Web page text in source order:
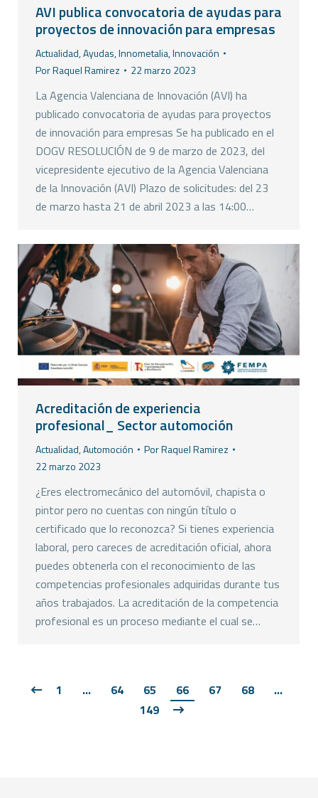
AVI publica convocatoria de ayudas para
proyectos de innovación para empresas
Actualidad,Ayudas,Innometalia,Innovación
PorRaquel Ramirez 22 marzo 2023
La Agencia Valenciana de Innovación (AVI) ha
publicado convocatoria de ayudas para proyectos
de innovación para empresas Se ha publicado en el
DOGV RESOLUCIÓN de 9 de marzo de 2023, del
vicepresidente ejecutivo de la Agencia Valenciana
de la Innovación (AVI) Plazo de solicitudes: del 23
de marzo hasta 21 de abril 2023 a las 14:00…
Acreditación de experiencia
profesional_ Sector automoción
Actualidad,Automoción PorRaquel Ramirez
22 marzo 2023
¿Eres electromecánico del automóvil, chapista o
pintor pero no cuentas con ningún título o
certificado que lo reconozca? Si tienes experiencia
laboral, pero careces de acreditación oficial, ahora
puedes obtenerla con el reconocimiento de las
competencias profesionales adquiridas durante tus
años trabajados. La acreditación de la competencia
profesional es un proceso mediante el cual se…
1 … 64 65 66 67 68
…
149